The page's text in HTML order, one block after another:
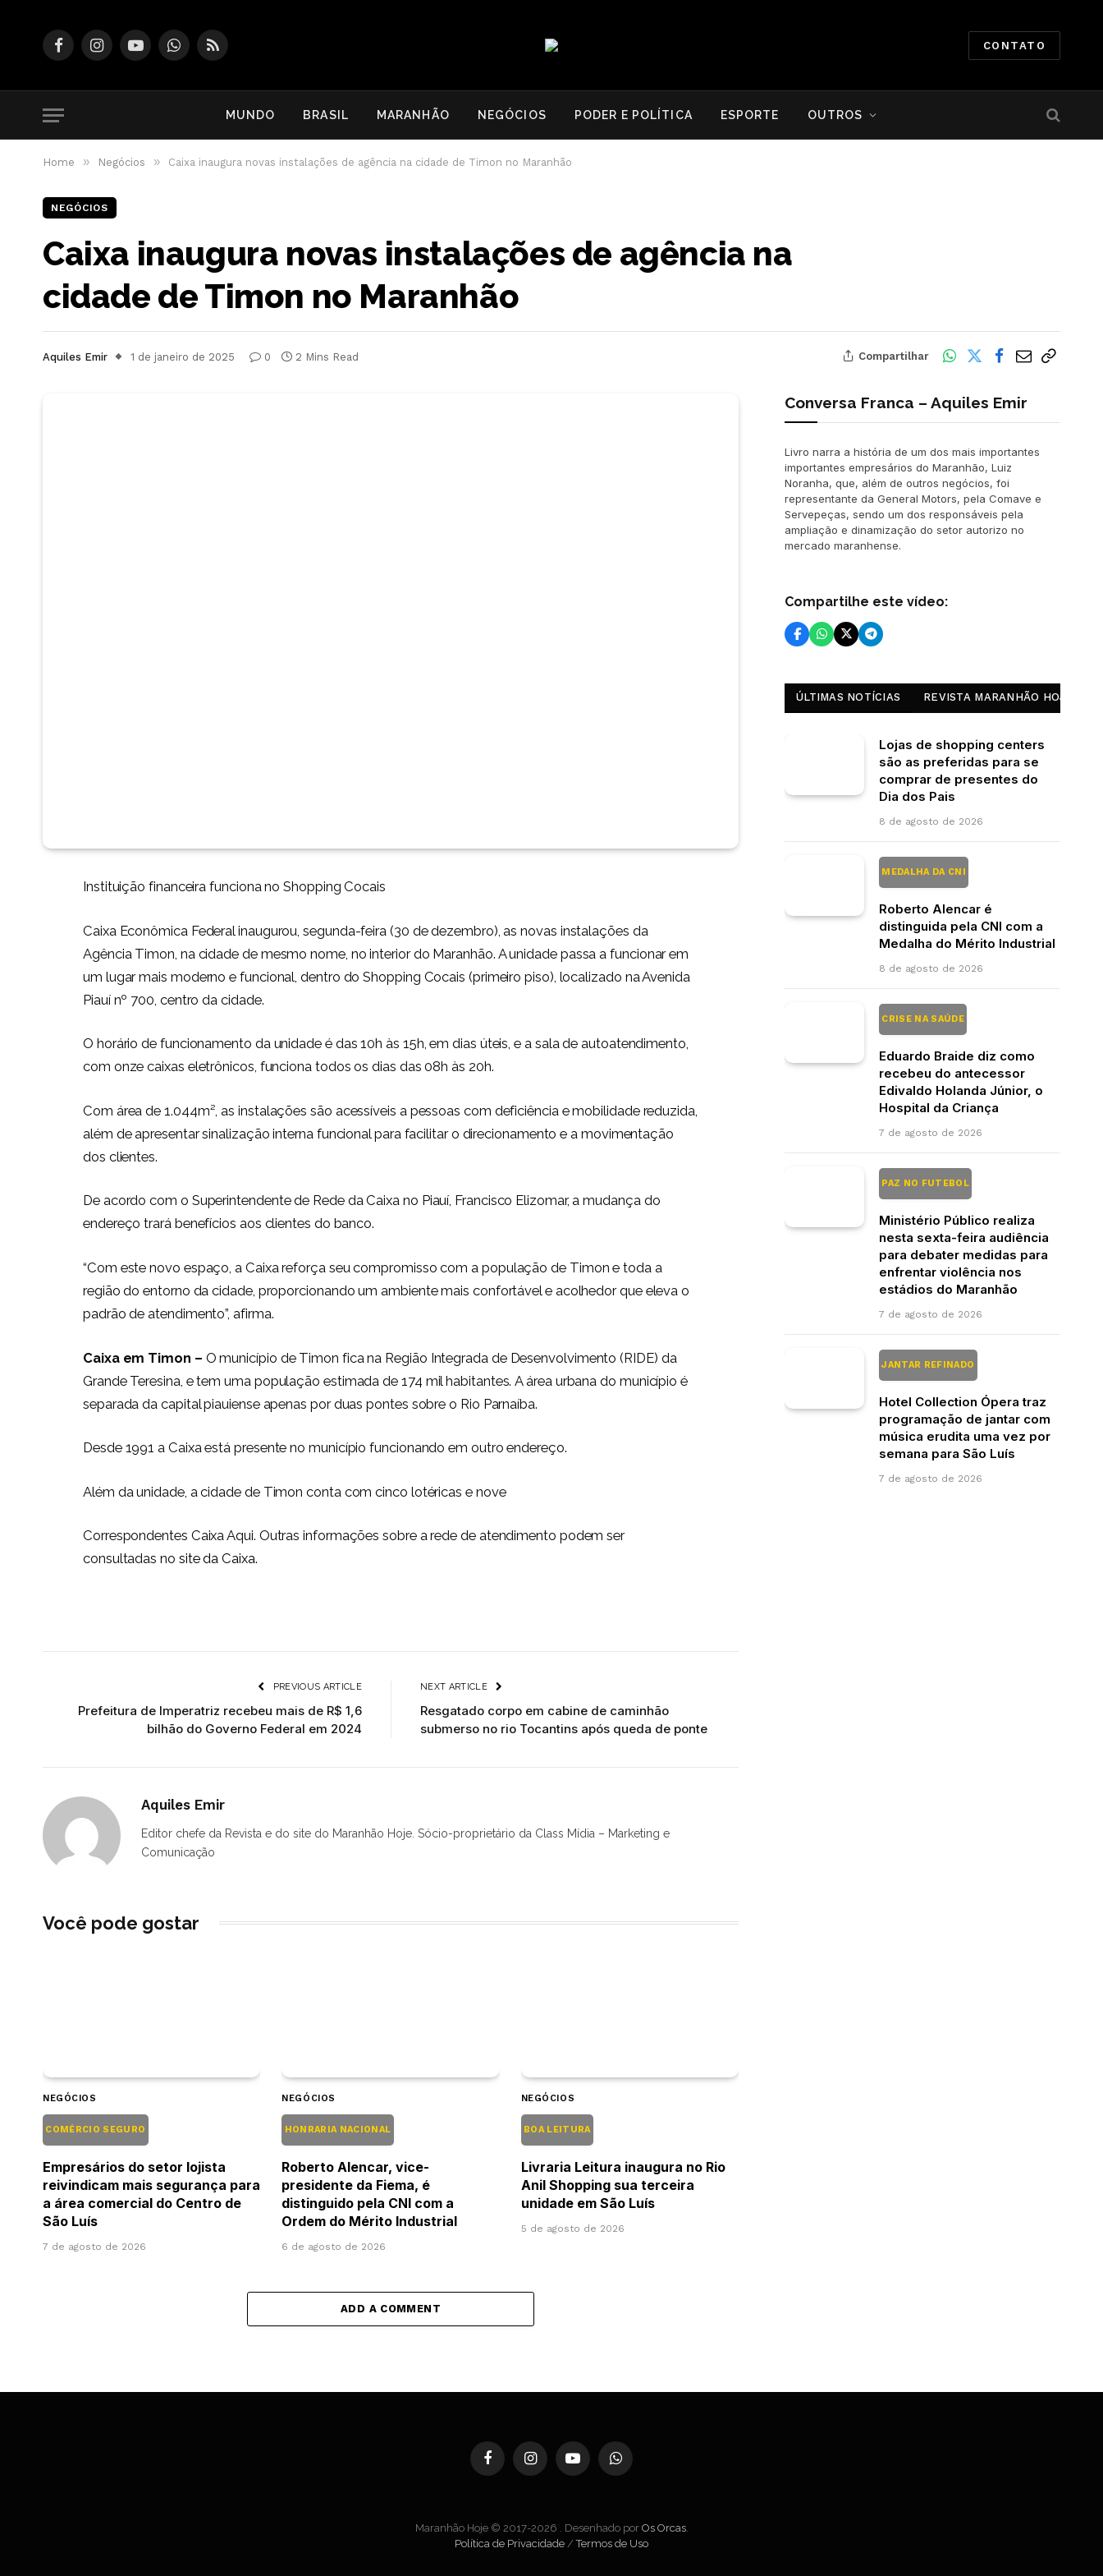
FacebookInstagramYouTubeWhatsApp
RSS
CONTATO
MUNDO BRASIL MARANHÃO NEGÓCIOS PODER E POLÍTICA ESPORTE OUTROS
Home » Negócios » Caixa inaugura novas instalações de agência na cidade de Timon no Maranhão
NEGÓCIOS
Caixa inaugura novas instalações de agência na
cidade de Timon no Maranhão
Aquiles Emir 1 de janeiro de 2025 0 2 Mins Read Compartilhar
Instituição financeira funciona no Shopping Cocais
Caixa Econômica Federal inaugurou, segunda-feira (30 de dezembro), as novas instalações da
Agência Timon, na cidade de mesmo nome, no interior do Maranhão. A unidade passa a funcionar em
um lugar mais moderno e funcional, dentro do Shopping Cocais (primeiro piso), localizado na Avenida
Piauí nº 700, centro da cidade.
O horário de funcionamento da unidade é das 10h às 15h, em dias úteis, e a sala de autoatendimento,
com onze caixas eletrônicos, funciona todos os dias das 08h às 20h.
Com área de 1.044m², as instalações são acessíveis a pessoas com deficiência e mobilidade reduzida,
além de apresentar sinalização interna funcional para facilitar o direcionamento e a movimentação
dos clientes.
De acordo com o Superintendente de Rede da Caixa no Piauí, Francisco Elizomar, a mudança do
endereço trará benefícios aos clientes do banco.
“Com este novo espaço, a Caixa reforça seu compromisso com a população de Timon e toda a
região do entorno da cidade, proporcionando um ambiente mais confortável e acolhedor que eleva o
padrão de atendimento”, afirma.
Caixa em Timon – O município de Timon fica na Região Integrada de Desenvolvimento (RIDE) da
Grande Teresina, e tem uma população estimada de 174 mil habitantes. A área urbana do município é
separada da capital piauiense apenas por duas pontes sobre o Rio Parnaíba.
Desde 1991 a Caixa está presente no município funcionando em outro endereço.
Além da unidade, a cidade de Timon conta com cinco lotéricas e nove
Correspondentes Caixa Aqui. Outras informações sobre a rede de atendimento podem ser
consultadas no site da Caixa.
PREVIOUS ARTICLE
Prefeitura de Imperatriz recebeu mais de R$ 1,6
bilhão do Governo Federal em 2024
NEXT ARTICLE
Resgatado corpo em cabine de caminhão
submerso no rio Tocantins após queda de ponte
Aquiles Emir
Editor chefe da Revista e do site do Maranhão Hoje. Sócio-proprietário da Class Mídia – Marketing e
Comunicação
Você pode gostar
NEGÓCIOS
COMÉRCIO SEGURO
Empresários do setor lojista
reivindicam mais segurança para
a área comercial do Centro de
São Luís
7 de agosto de 2026
NEGÓCIOS
HONRARIA NACIONAL
Roberto Alencar, vice-
presidente da Fiema, é
distinguido pela CNI com a
Ordem do Mérito Industrial
6 de agosto de 2026
NEGÓCIOS
BOA LEITURA
Livraria Leitura inaugura no Rio
Anil Shopping sua terceira
unidade em São Luís
5 de agosto de 2026
ADD A COMMENT
Conversa Franca – Aquiles Emir
Livro narra a história de um dos mais importantes
importantes empresários do Maranhão, Luiz
Noranha, que, além de outros negócios, foi
representante da General Motors, pela Comave e
Servepeças, sendo um dos responsáveis pela
ampliação e dinamização do setor autorizo no
mercado maranhense.
Compartilhe este vídeo:
ÚLTIMAS NOTÍCIAS REVISTA MARANHÃO HOJE
Lojas de shopping centers
são as preferidas para se
comprar de presentes do
Dia dos Pais
8 de agosto de 2026
MEDALHA DA CNI
Roberto Alencar é
distinguida pela CNI com a
Medalha do Mérito Industrial
8 de agosto de 2026
CRISE NA SAÚDE
Eduardo Braide diz como
recebeu do antecessor
Edivaldo Holanda Júnior, o
Hospital da Criança
7 de agosto de 2026
PAZ NO FUTEBOL
Ministério Público realiza
nesta sexta-feira audiência
para debater medidas para
enfrentar violência nos
estádios do Maranhão
7 de agosto de 2026
JANTAR REFINADO
Hotel Collection Ópera traz
programação de jantar com
música erudita uma vez por
semana para São Luís
7 de agosto de 2026
FacebookInstagramYouTubeWhatsApp
Maranhão Hoje © 2017-2026 . Desenhado por Os Orcas.
Política de Privacidade /Termos de Uso